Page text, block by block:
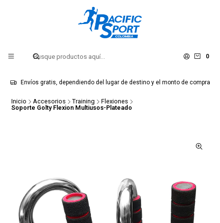
0
Envíos gratis, dependiendo del lugar de destino y el monto de compra
Inicio Accesorios Training
Flexiones
Soporte Golty Flexion Multiusos-Plateado